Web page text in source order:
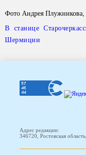
Фото Андрея Плужникова,
В станице
Шермиции
Адрес редакции:
346720, Ростовская